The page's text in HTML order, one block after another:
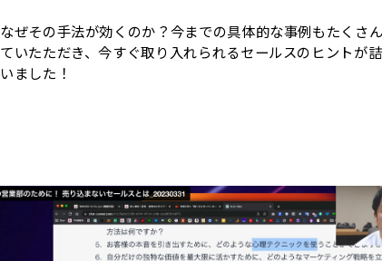
なぜその手法が効くのか？今までの具体的な事例もたくさ
ていたただき、今すぐ取り入れられるセールスのヒントが
いました！